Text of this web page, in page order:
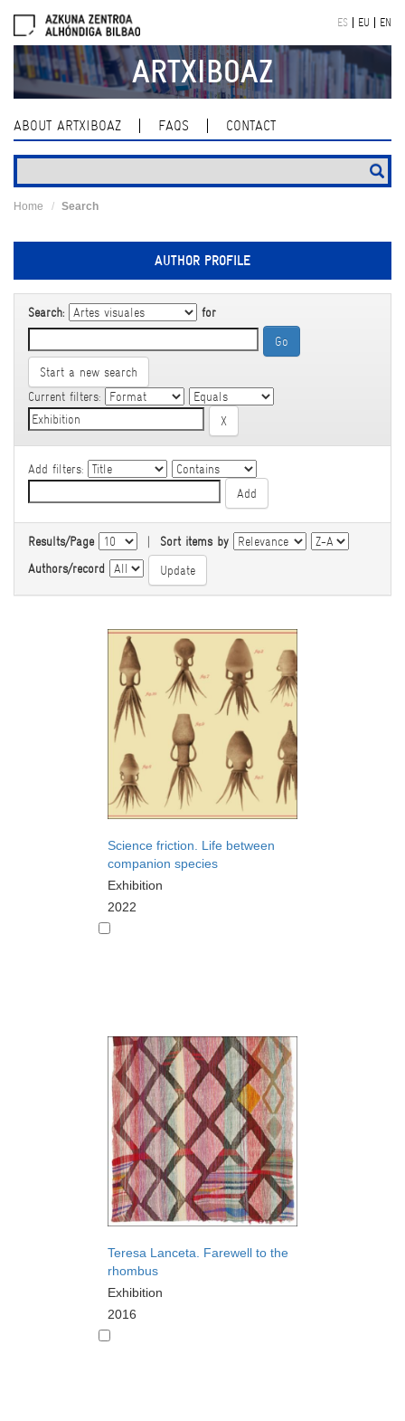
navigation
ES EU EN
ARTXIBOAZ
ABOUT ARTXIBOAZ FAQS CONTACT
Home Search
AUTHOR PROFILE
Search: for
Start a new search
Current filters:
Add filters:
Results/Page | Sort items by
Authors/record
Science friction. Life between
companion species
Exhibition
2022
Teresa Lanceta. Farewell to the
rhombus
Exhibition
2016